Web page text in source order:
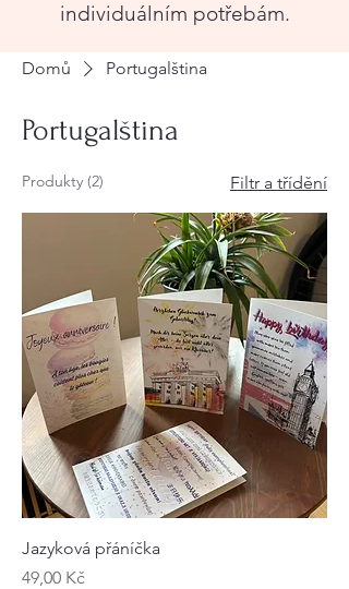
individuálním potřebám.
Domů Portugalština
Portugalština
Produkty (2) Filtr a třídění
Jazyková přáníčka
Cena
49,00 Kč